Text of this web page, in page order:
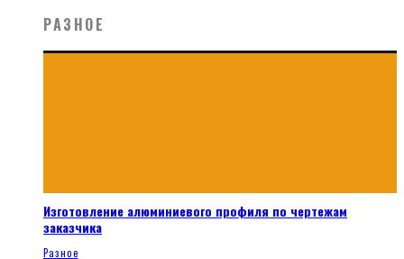
РАЗНОЕ
Изготовление алюминиевого профиля по чертежам
заказчика
Разное